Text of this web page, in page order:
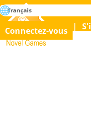
Novel Games
La maîtrise de tous les jeux de
rechercher
Connectez-vous
français